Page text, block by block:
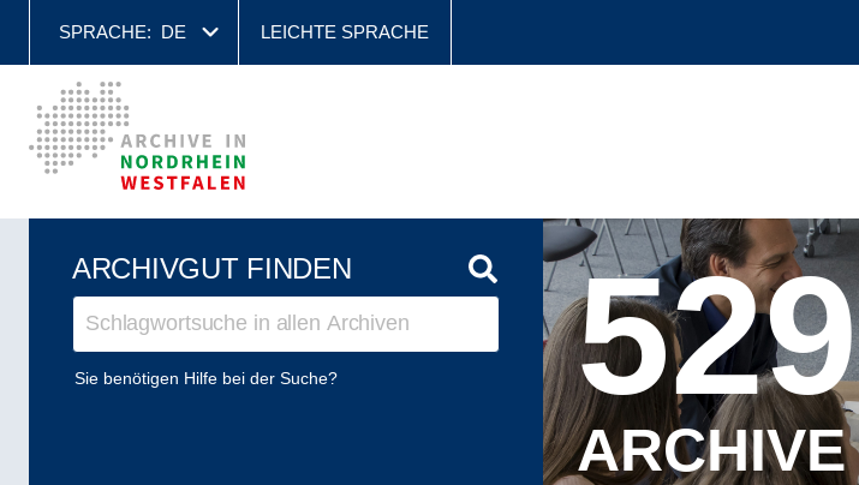
SPRACHE: DE LEICHTE SPRACHE
ARCHIVGUT FINDEN
Sie benötigen Hilfe bei der Suche? 529
ARCHIVE